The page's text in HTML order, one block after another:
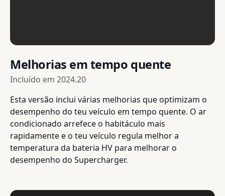
Melhorias em tempo quente
Incluído em 2024.20
Esta versão inclui várias melhorias que optimizam o
desempenho do teu veículo em tempo quente. O ar
condicionado arrefece o habitáculo mais
rapidamente e o teu veículo regula melhor a
temperatura da bateria HV para melhorar o
desempenho do Supercharger.